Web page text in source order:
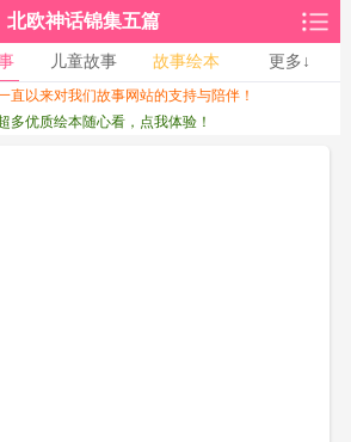
北欧神话锦集五篇
儿童故事 故事绘本
更多↓
直以来对我们故事网站的支持与陪伴！
多优质绘本随心看，点我体验！